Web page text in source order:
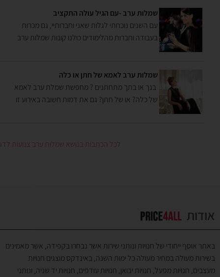
הצבעים והבדים והגזרות , לזה תוסיפו שרוולים ועכשיו
חפשו אחר שמלת החלומות
שמלות ערב -עם הגיל עולה התקציב
עם השנים נוכחתי לגלות שאני וחברותיי, גם מכרות
בעבודה וחברות מהלימודים כולנו קונות שמלות ערב
שמלות ערב לאמא של חתן או כלה
בנך או בתך מתחתנים ? מחפשת שמלת ערב לאמא
של כלה? או של חתן? גם את דמות חשובה באירוע זו
הגעת למקום הנכוןלכל הכתבות בנושא שמלות ערב צנועות
אודות
באתר אוסף ייחודי של חנויות ונותני שירות אשר נבחרו בקפידה, אשר מאמינים
בשירות מעולה במחיר מעולה כל ימות השנה, באינדקס מוצגים חנויות
מעצבים, חנויות מפעל, חנויות יבואן, חנויות עודפים, חנויות יד שניה, ונותני